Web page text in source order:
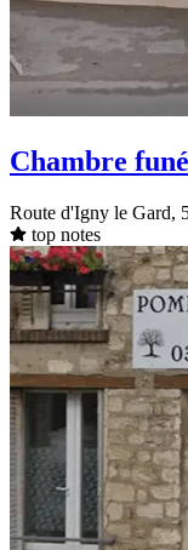
Chambre
Route d'Igny le Gard,
top notes